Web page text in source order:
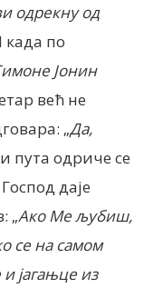
одрекну од
по
Јонин
већ не
„Да,
пута одриче се
даје
„Ако Ме љубиш,
се на самом
јагањце из